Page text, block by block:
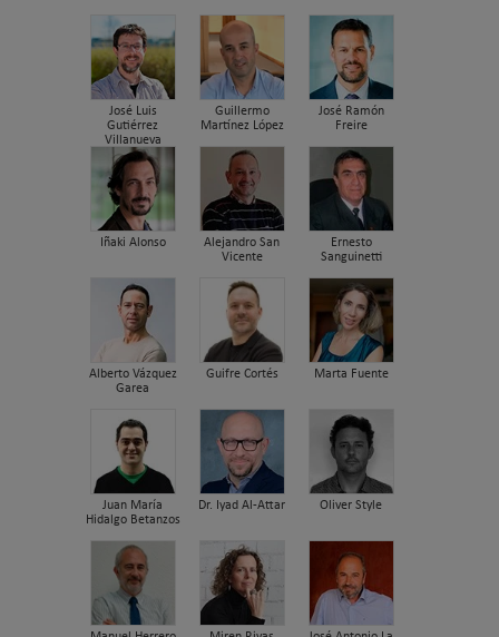
José Luis
Gutiérrez
Villanueva
Guillermo
Martínez López
José Ramón
Freire
Iñaki Alonso
Alejandro San
Vicente
Ernesto
Sanguinetti
Alberto Vázquez
Garea
Guifre Cortés Marta Fuente
Juan María
Hidalgo Betanzos
Dr. Iyad Al-Attar Oliver Style